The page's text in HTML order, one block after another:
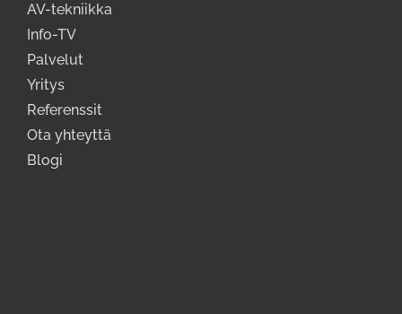
AV-tekniikka
Info-TV
Palvelut
Yritys
Referenssit
Ota yhteyttä
Blogi